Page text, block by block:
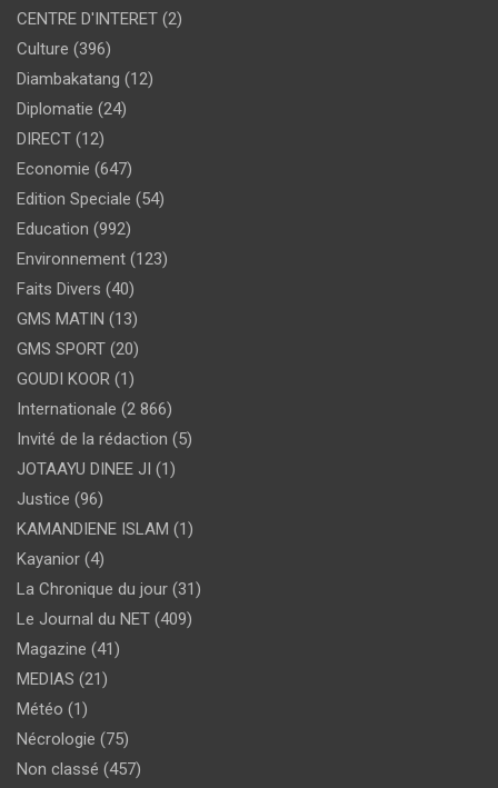
CENTRE D'INTERET (2)
Culture (396)
Diambakatang (12)
Diplomatie (24)
DIRECT (12)
Economie (647)
Edition Speciale (54)
Education (992)
Environnement (123)
Faits Divers (40)
GMS MATIN (13)
GMS SPORT (20)
GOUDI KOOR (1)
Internationale (2 866)
Invité de la rédaction (5)
JOTAAYU DINEE JI (1)
Justice (96)
KAMANDIENE ISLAM (1)
Kayanior (4)
La Chronique du jour (31)
Le Journal du NET (409)
Magazine (41)
MEDIAS (21)
Météo (1)
Nécrologie (75)
Non classé (457)